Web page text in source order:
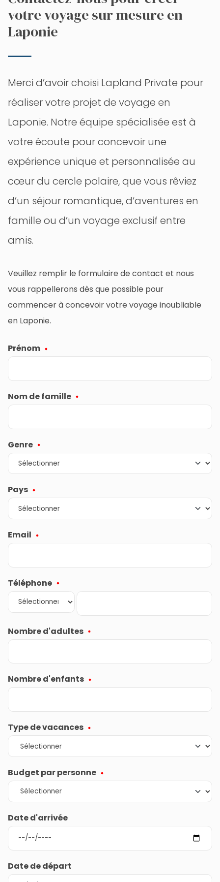
votre voyage sur mesure en
Laponie
Merci d’avoir choisi Lapland Private pour
réaliser votre projet de voyage en
Laponie. Notre équipe spécialisée est à
votre écoute pour concevoir une
expérience unique et personnalisée au
cœur du cercle polaire, que vous rêviez
d’un séjour romantique, d’aventures en
famille ou d’un voyage exclusif entre
amis.
Veuillez remplir le formulaire de contact et nous
vous rappellerons dès que possible pour
commencer à concevoir votre voyage inoubliable
en Laponie.
Prénom
Nom de famille
Genre
Pays
Email
Téléphone
Nombre d'adultes
Nombre d'enfants
Type de vacances
Budget par personne
Date d'arrivée
Date de départ